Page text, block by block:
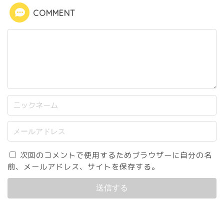
COMMENT
次回のコメントで使用するためブラウザーに自分の名
前、メールアドレス、サイトを保存する。